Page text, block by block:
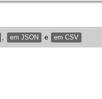
em JSON e em CSV